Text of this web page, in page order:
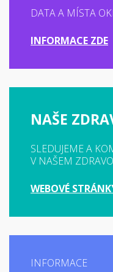
DATA A MÍSTA
INFORMACE ZDE
NAŠE
SLEDUJEME A
V NAŠEM
WEBOVÉ
INFORMACE